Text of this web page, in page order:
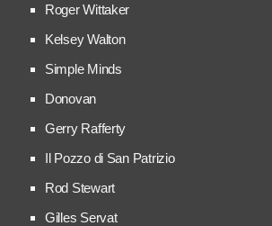
Roger Wittaker
Kelsey Walton
Simple Minds
Donovan
Gerry Rafferty
Il Pozzo di San Patrizio
Rod Stewart
Gilles Servat